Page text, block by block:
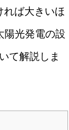
れば大きいほ
陽光発電の設
て解説しま